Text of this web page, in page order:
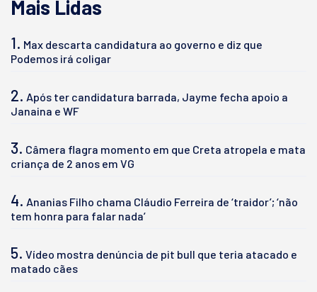
Mais Lidas
1. Max descarta candidatura ao governo e diz que
Podemos irá coligar
2. Após ter candidatura barrada, Jayme fecha apoio a
Janaina e WF
3. Câmera flagra momento em que Creta atropela e mata
criança de 2 anos em VG
4. Ananias Filho chama Cláudio Ferreira de ‘traidor’; ‘não
tem honra para falar nada’
5. Vídeo mostra denúncia de pit bull que teria atacado e
matado cães